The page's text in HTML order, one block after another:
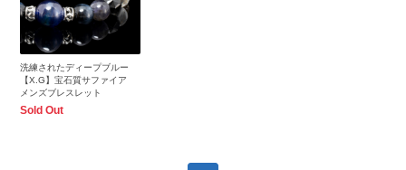
洗練されたディープブルー
【X.G】宝石質サファイア
メンズブレスレット
Sold Out